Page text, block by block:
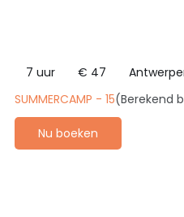
7 uur7
u
r
euro€ 47
SUMMERCAMP - 15(Berekend
Nu boeken